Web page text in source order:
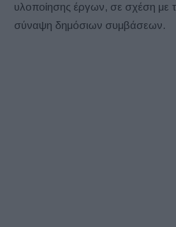
υλοποίησης έργων, σε σχέση με
σύναψη δημόσιων συμβάσεων.